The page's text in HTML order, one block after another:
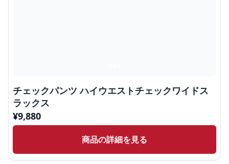
チェックパンツ ハイウエストチェックワイドス
ラックス
¥9,880
商品の詳細を見る